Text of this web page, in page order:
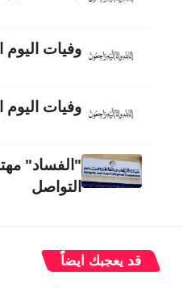
وفيات اليوم
وفيات اليوم
"الفساد"
التواصل
قد يعجبك ايضاً